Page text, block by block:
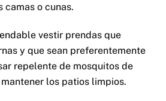
camas o cunas.
vestir prendas que
y que sean preferentemente
repelente de mosquitos de
los patios limpios.